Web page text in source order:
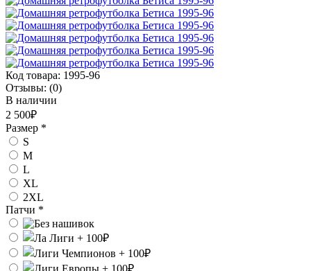
Код товара: 1995-96
Отзывы: (0)
В наличии
2 500₽
Размер *
S
M
L
XL
2XL
Патчи *